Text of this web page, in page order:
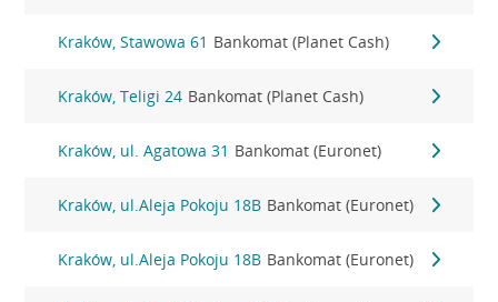
Kraków, Stawowa 61 Bankomat (Planet Cash)
Kraków, Teligi 24 Bankomat (Planet Cash)
Kraków, ul. Agatowa 31 Bankomat (Euronet)
Kraków, ul.Aleja Pokoju 18B Bankomat (Euronet)
Kraków, ul.Aleja Pokoju 18B Bankomat (Euronet)